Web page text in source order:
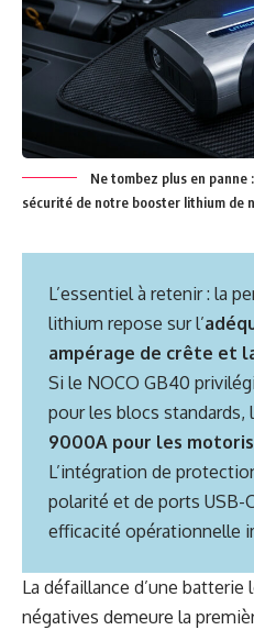
Ne tombez plus en panne
sécurité de notre booster lithium de
L’essentiel à retenir : la
lithium repose sur l’
ampérage de crête et
Si le NOCO GB40
pour les blocs standards,
9000A pour les
L’intégration de
polarité et de ports USB-
efficacité opérationnelle
La défaillance d’une
négatives demeure la